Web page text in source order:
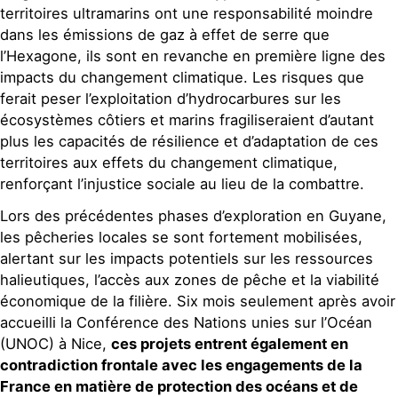
territoires ultramarins ont une responsabilité moindre
dans les émissions de gaz à effet de serre que
l’Hexagone, ils sont en revanche en première ligne des
impacts du changement climatique. Les risques que
ferait peser l’exploitation d’hydrocarbures sur les
écosystèmes côtiers et marins fragiliseraient d’autant
plus les capacités de résilience et d’adaptation de ces
territoires aux effets du changement climatique,
renforçant l’injustice sociale au lieu de la combattre.
Lors des précédentes phases d’exploration en Guyane,
les pêcheries locales se sont fortement mobilisées,
alertant sur les impacts potentiels sur les ressources
halieutiques, l’accès aux zones de pêche et la viabilité
économique de la filière. Six mois seulement après avoir
accueilli la Conférence des Nations unies sur l’Océan
(UNOC) à Nice, ces projets entrent également en
contradiction frontale avec les engagements de la
France en matière de protection des océans et de